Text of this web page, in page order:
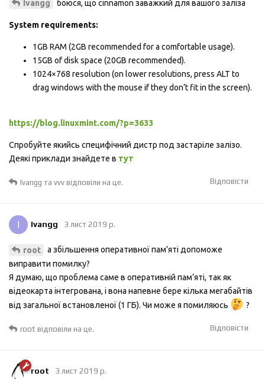
Ivangg боюся, що cinnamon заважкий для вашого залiза
System requirements:
1GB RAM (2GB recommended for a comfortable usage).
15GB of disk space (20GB recommended).
1024×768 resolution (on lower resolutions, press ALT to
drag windows with the mouse if they don’t fit in the screen).
https://blog.linuxmint.com/?p=3633
Спробуйте якийсь специфічний дистр под застаріле залізо.
Деякі приклади знайдете в тут
Відповісти
Ivangg та vvv відповіли на це.
I Ivangg 3 лист 2019 р.
root
а збільшення оперативної пам’яті допоможе
виправити помилку?
Я думаю, що проблема саме в оперативній пам’яті, так як
відеокарта інтегрована, і вона напевне бере кілька мегабайтів
від загальної встановленої (1 ГБ). Чи може я помиляюсь
?
Відповісти
root відповіли на це.
root 3 лист 2019 р.